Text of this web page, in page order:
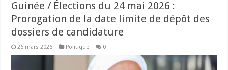
Guinée / Élections du 24 mai 2026 :
Prorogation de la date limite de dépôt des
dossiers de candidature
26 mars 2026 Politique 0